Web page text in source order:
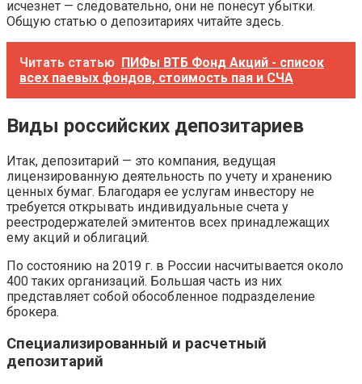
исчезнет — следовательно, они не понесут убытки.
Общую статью о депозитариях читайте здесь.
Читать статью ПИФы ВТБ Фонд Акций - список
всех паевых фондов, стоимость пая и СЧА
Виды российских депозитариев
Итак, депозитарий — это компания, ведущая
лицензированную деятельность по учету и хранению
ценных бумаг. Благодаря ее услугам инвестору не
требуется открывать индивидуальные счета у
реестродержателей эмитентов всех принадлежащих
ему акций и облигаций.
По состоянию на 2019 г. в России насчитывается около
400 таких организаций. Большая часть из них
представляет собой обособленное подразделение
брокера.
Специализированный и расчетный
депозитарий